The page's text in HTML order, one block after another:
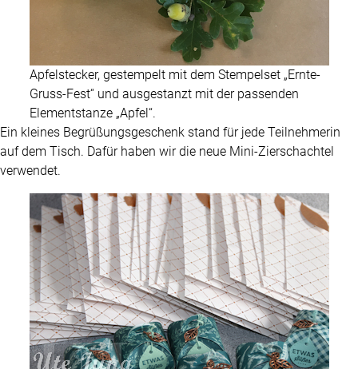
Apfelstecker, gestempelt mit dem Stempelset „Ernte-
Gruss-Fest“ und ausgestanzt mit der passenden
Elementstanze „Apfel“.
Ein kleines Begrüßungsgeschenk stand für jede Teilnehmerin
auf dem Tisch. Dafür haben wir die neue Mini-Zierschachtel
verwendet.